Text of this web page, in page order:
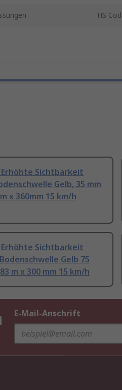
HS
Erhöhte Sichtbarkeit
Gelb, 35 mm
x 360mm 15 km/h
Erhöhte Sichtbarkeit
Gelb 75
m x 300 mm 15 km/h
E-Mail-Anschrift